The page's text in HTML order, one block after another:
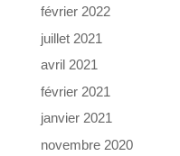
février 2022
juillet 2021
avril 2021
février 2021
janvier 2021
novembre 2020